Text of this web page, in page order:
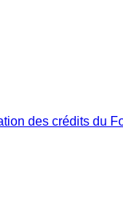
des crédits du